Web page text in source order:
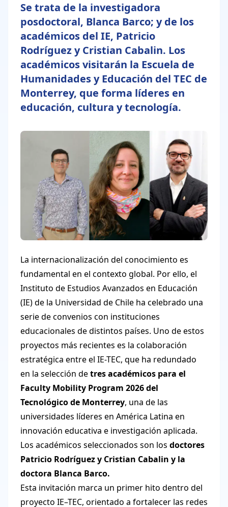
Libertad de Enseñanza
Género y Educación
Se trata de la investigadora
posdoctoral, Blanca Barco; y de los
académicos del IE, Patricio
Rodríguez y Cristian Cabalin. Los
académicos visitarán la Escuela de
Humanidades y Educación del TEC de
Monterrey, que forma líderes en
educación, cultura y tecnología.
La internacionalización del conocimiento es
fundamental en el contexto global. Por ello, el
Instituto de Estudios Avanzados en Educación
(IE) de la Universidad de Chile ha celebrado una
serie de convenios con instituciones
educacionales de distintos países. Uno de estos
proyectos más recientes es la colaboración
estratégica entre el IE-TEC, que ha redundado
en la selección detres académicos para el
Faculty Mobility Program 2026 del
Tecnológico de Monterrey, una de las
universidades líderes en América Latina en
innovación educativa e investigación aplicada.
Los académicos seleccionados son los doctores
Patricio Rodríguez y Cristian Cabalin y la
doctora Blanca Barco.
Esta invitación marca un primer hito dentro del
proyecto IE–TEC, orientado a fortalecer las redes